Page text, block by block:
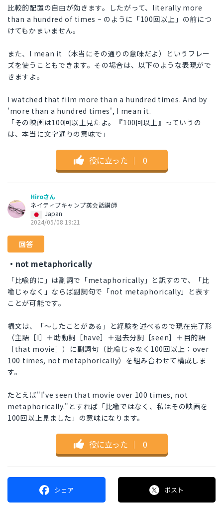
比較的配置の自由が効きます。したがって、literally more
than a hundred of times ~ のように「100回以上」の前につ
けてもかまいません。
また、I mean it （本当にその通りの意味だよ）というフレー
ズを使うこともできます。その場合は、以下のような表現がで
きますよ。
I watched that film more than a hundred times. And by
'more than a hundred times', I mean it.
「その映画は100回以上見たよ。『100回以上』っていうの
は、本当に文字通りの意味で」
役に立った ｜ 0
Hiroさん
ネイティブキャンプ英会話講師
Japan
2024/05/08 19:21
回答
・not metaphorically
「比喩的に」は副詞で「metaphorically」と訳すので、「比
喩じゃなく」ならば副詞句で「not metaphorically」と表す
ことが可能です。
構文は、「～したことがある」と経験を述べるので現在完了形
（主語［I］＋助動詞［have］＋過去分詞［seen］＋目的語
［that movie］）に副詞句（比喩じゃなく100回以上：over
100 times, not metaphorically）を組み合わせて構成しま
す。
たとえば"I've seen that movie over 100 times, not
metaphorically."とすれば「比喩ではなく、私はその映画を
100回以上見ました」の意味になります。
役に立った ｜ 0
シェア ポスト